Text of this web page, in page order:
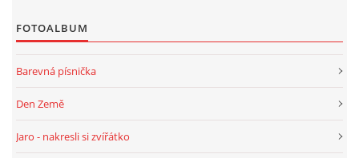
HALLOWEEN
DUŠIČKY
FOTOALBUM
Barevná písnička
Den Země
Jaro - nakresli si zvířátko